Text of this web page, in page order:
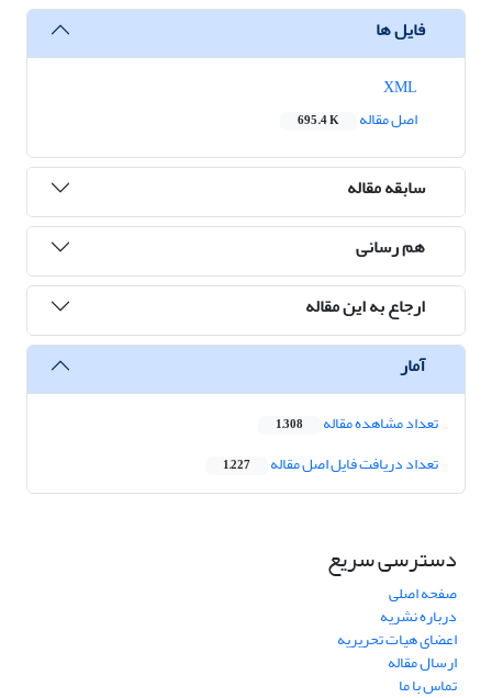
فایل ها
اصل مقاله
695.4 K
سابقه مقاله
هم رسانی
ارجاع به این مقاله
آمار
تعداد مشاهده مقاله 1,308
تعداد دریافت فایل اصل مقاله 1,227
دسترسی سریع
صفحه اصلی
درباره نشریه
اعضای هیات تحریریه
ارسال مقاله
تماس با ما